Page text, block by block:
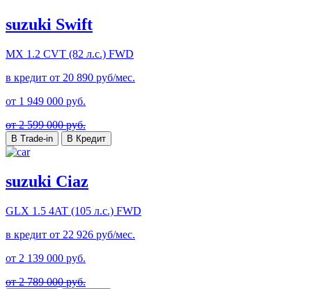
suzuki Swift
MX 1.2 CVT (82 л.с.) FWD
в кредит от 20 890 руб/мес.
от 1 949 000 руб.
от 2 599 000 руб.
В Trade-in В Кредит
suzuki Ciaz
GLX 1.5 4AT (105 л.с.) FWD
в кредит от 22 926 руб/мес.
от 2 139 000 руб.
от 2 789 000 руб.